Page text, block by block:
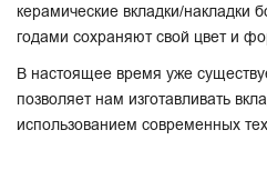
керамические вкладки/накладки
годами сохраняют свой цвет и
В настоящее время уже
позволяет нам изготавливать
использованием современных